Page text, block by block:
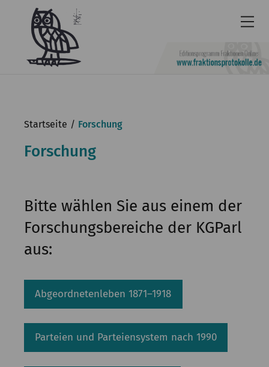
Barrierefrei
Sprache
English
KGParl
Aktuelles
Kommission
Institut
Forschung
Publikationen
Startseite Forschung
Forschung
Bitte wählen Sie aus einem der
Forschungsbereiche der KGParl
aus:
Abgeordnetenleben 1871–1918
Parteien und Parteiensystem nach 1990